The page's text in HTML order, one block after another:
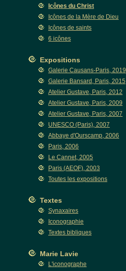
Icônes du Christ
Icônes de la Mère de Dieu
Icônes de saints
6 icônes
Expositions
Galerie Causans-Paris, 2019
Galerie Bansard, Paris, 2015
Atelier Gustave, Paris, 2012
Atelier Gustave, Paris, 2009
Atelier Gustave, Paris, 2007
UNESCO (Paris), 2007
Abbaye d'Ourscamp, 2006
Paris, 2006
Le Cannet, 2005
Paris (AEOF), 2003
Toutes les expositions
Textes
Synaxaires
Iconographie
Textes bibliques
Marie Lavie
L'iconographe